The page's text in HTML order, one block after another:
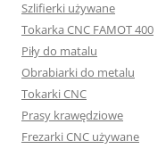
Szlifierki używane
Tokarka CNC FAMOT 400
Piły do matalu
Obrabiarki do metalu
Tokarki CNC
Prasy krawędziowe
Frezarki CNC używane